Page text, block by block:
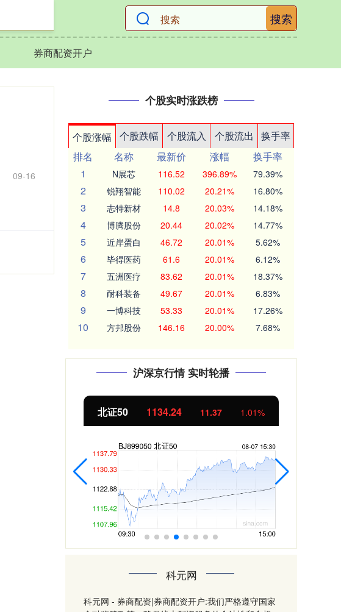
搜索
券商配资开户
09-16
个股实时涨跌榜
个股涨幅 个股跌幅 个股流入 个股流出
换手率
排名
名称 最新价 涨幅
换手率
1
N展芯 116.52 396.89% 79.39%
2 锐翔智能 110.02 20.21% 16.80%
3 志特新材 14.8 20.03% 14.18%
4 博腾股份 20.44 20.02% 14.77%
5 近岸蛋白 46.72 20.01% 5.62%
6 毕得医药 61.6 20.01% 6.12%
7 五洲医疗 83.62 20.01% 18.37%
8 耐科装备 49.67 20.01% 6.83%
9 一博科技 53.33 20.01% 17.26%
10 方邦股份 146.16 20.00% 7.68%
沪深京行情 实时轮播
北证50 1134.24 11.37 1.01%
科元网
科元网 - 券商配资|券商配资开户:我们严格遵守国家